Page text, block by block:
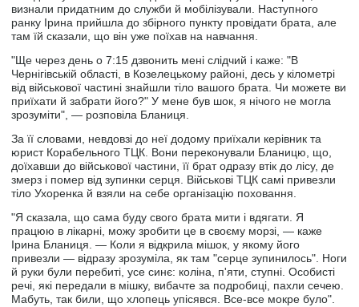
визнали придатним до служби й мобілізували. Наступного
ранку Ірина прийшла до збірного пункту провідати брата, але
там їй сказали, що він уже поїхав на навчання.
"Ще через день о 7:15 дзвонить мені слідчий і каже: "В
Чернігівській області, в Козелецькому районі, десь у кілометрі
від військової частині знайшли тіло вашого брата. Чи можете ви
приїхати й забрати його?" У мене був шок, я нічого не могла
зрозуміти", — розповіла Бланиця.
За її словами, невдовзі до неї додому приїхали керівник та
юрист Корабельного ТЦК. Вони переконували Бланицю, що,
доїхавши до військової частини, її брат одразу втік до лісу, де
змерз і помер від зупинки серця. Військові ТЦК самі привезли
тіло Ухоренка й взяли на себе організацію поховання.
"Я сказала, що сама буду свого брата мити і вдягати. Я
працюю в лікарні, можу зробити це в своєму морзі, — каже
Ірина Бланиця. — Коли я відкрила мішок, у якому його
привезли — відразу зрозуміла, як там "серце зупинилось". Ноги
й руки були перебиті, усе синє: коліна, п'яти, ступні. Особисті
речі, які передали в мішку, вибачте за подробиці, пахли сечею.
Мабуть, так били, що хлопець упісявся. Все-все мокре було".